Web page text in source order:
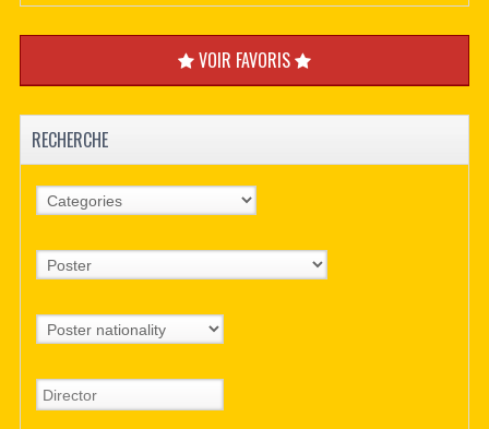
VOIR FAVORIS
RECHERCHE